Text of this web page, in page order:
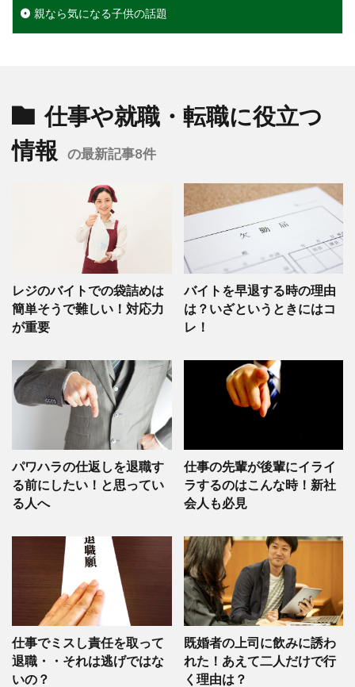
親なら気になる子供の話題
仕事や就職・転職に役立つ
情報
の最新記事8件
レジのバイトでの袋詰めは
簡単そうで難しい！対応力
が重要
バイトを早退する時の理由
は？いざというときにはコ
レ！
パワハラの仕返しを退職す
る前にしたい！と思ってい
る人へ
仕事の先輩が後輩にイライ
ラするのはこんな時！新社
会人も必見
仕事でミスし責任を取って
退職・・それは逃げではな
いの？
既婚者の上司に飲みに誘わ
れた！あえて二人だけで行
く理由は？